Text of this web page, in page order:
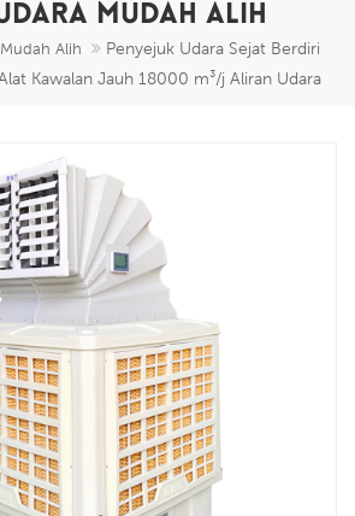
MUDAH ALIH
Alih
Penyejuk Udara Sejat Berdiri
Kawalan Jauh 18000 m³/j Aliran Udara